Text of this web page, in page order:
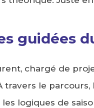
guidées
chargé de
travers le
logiques de